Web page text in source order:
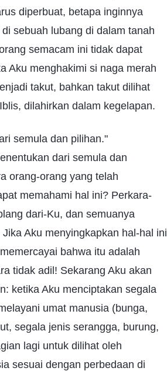
diperbuat, betapa inginnya
sebuah lubang di dalam tanah
semacam ini tidak dapat
Aku menghakimi si naga merah
takut, bahkan takut dilihat
dilahirkan dalam kegelapan.
semula dan pilihan."
dari semula dan
orang-orang yang telah
memahami hal ini? Perkara-
dari-Ku, dan semuanya
Aku menyingkapkan hal-hal ini
bahwa itu adalah
tidak adil! Sekarang Aku akan
ketika Aku menciptakan segala
umat manusia (bunga,
segala jenis serangga, burung,
lagi untuk dilihat oleh
sesuai dengan perbedaan di